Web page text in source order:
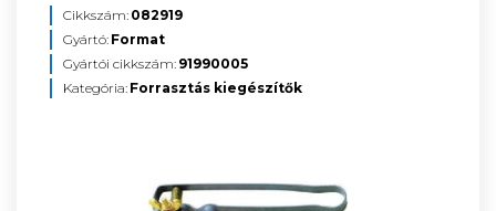
Cikkszám: 082919
Gyártó: Format
Gyártói cikkszám: 91990005
Kategória: Forrasztás kiegészítők